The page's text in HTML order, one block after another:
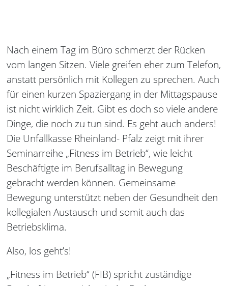
Nach einem Tag im Büro schmerzt der Rücken
vom langen Sitzen. Viele greifen eher zum Telefon,
anstatt persönlich mit Kollegen zu sprechen. Auch
für einen kurzen Spaziergang in der Mittagspause
ist nicht wirklich Zeit. Gibt es doch so viele andere
Dinge, die noch zu tun sind. Es geht auch anders!
Die Unfallkasse Rheinland- Pfalz zeigt mit ihrer
Seminarreihe „Fitness im Betrieb“, wie leicht
Beschäftigte im Berufsalltag in Bewegung
gebracht werden können. Gemeinsame
Bewegung unterstützt neben der Gesundheit den
kollegialen Austausch und somit auch das
Betriebsklima.
Also, los geht’s!
„Fitness im Betrieb“ (FIB) spricht zuständige